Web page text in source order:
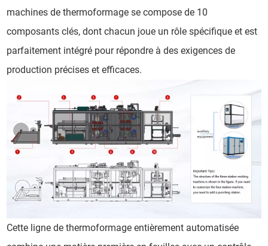
machines de thermoformage se compose de 10
composants clés, dont chacun joue un rôle spécifique et est
parfaitement intégré pour répondre à des exigences de
production précises et efficaces.
Cette ligne de thermoformage entièrement automatisée